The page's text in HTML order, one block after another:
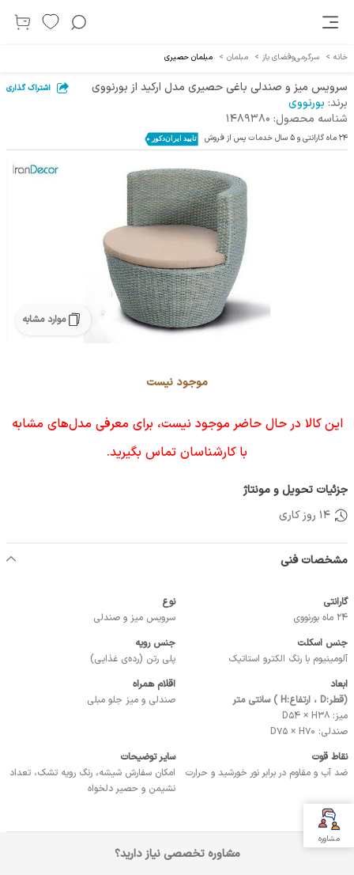
خانه > سرگرمی‌و‌فضای باز > مبلمان > مبلمان ‌حصیری
سرویس میز و صندلی باغی حصیری مدل ارکید از بورنووی اشتراک گذاری
برند: بورنووی
شناسه محصول: 1489380
24 ماه گارانتی و 5 سال خدمات پس از فروش
موارد مشابه
موجود نیست
این کالا در حال حاضر موجود نیست، برای معرفی مدل‌های مشابه
با کارشناسان تماس بگیرید.
جزئیات تحویل و مونتاژ
14 روز کاری
مشخصات فنی
گارانتی
24 ماه بورنووی
نوع
سرویس میز و صندلی
جنس اسکلت
آلومینیوم با رنگ الکترو استاتیک
جنس رویه
پلی رتن (رده‌ی غذایی)
ابعاد
(قطر:D ، ارتفاع:H ) سانتی متر
میز: D54 × H38
صندلی: D75 × H70
اقلام همراه
صندلی و میز جلو مبلی
نقاط قوت
ضد آب و مقاوم در برابر نور خورشید و حرارت
سایر توضیحات
امکان سفارش شیشه، رنگ رویه تشک، تعداد
نشیمن و حصیر دلخواه
مشاوره تخصصی نیاز دارید؟
مشاوره